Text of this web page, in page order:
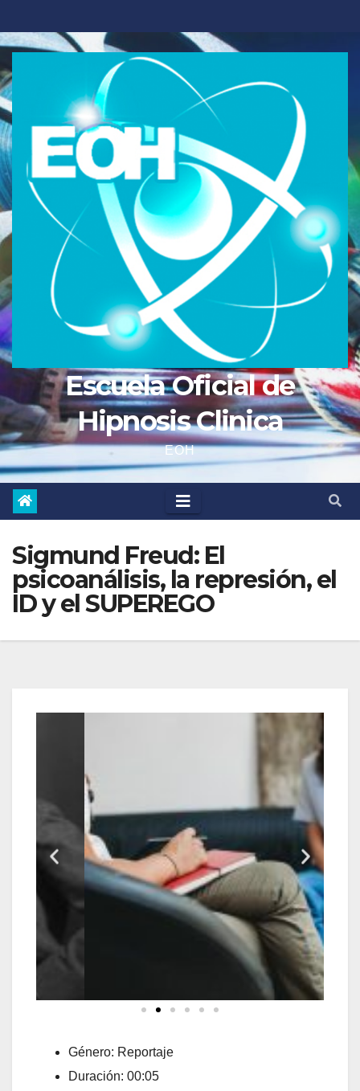
Escuela Oficial de
Hipnosis Clinica
EOH
Sigmund Freud: El
psicoanálisis, la represión, el
ID y el SUPEREGO
Género: Reportaje
Duración: 00:05